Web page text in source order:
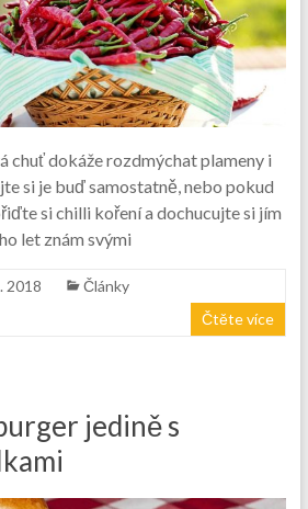
chuť dokáže rozdmýchat plameny i
si je buď samostatně, nebo pokud
si chilli koření a dochucujte si jím
let znám svými
2018
Články
Čtěte více
jedině s